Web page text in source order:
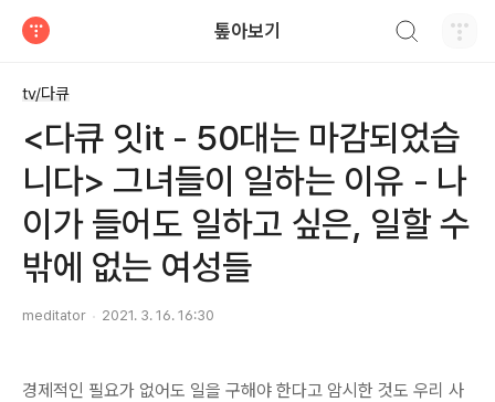
톺아보기
tv/다큐
<다큐 잇it - 50대는 마감되었습
니다> 그녀들이 일하는 이유 - 나
이가 들어도 일하고 싶은, 일할 수
밖에 없는 여성들
meditator 2021. 3. 16. 16:30
경제적인 필요가 없어도 일을 구해야 한다고 암시한 것도 우리 사